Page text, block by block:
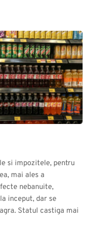
mai ales a
nebanuite,
inceput, dar se
Statul castiga mai